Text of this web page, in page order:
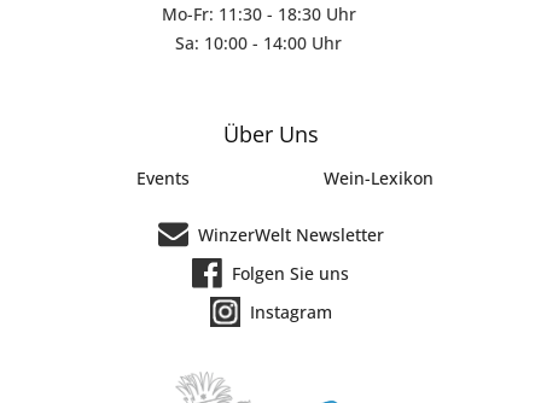
Mo-Fr: 11:30 - 18:30 Uhr
Sa: 10:00 - 14:00 Uhr
Über Uns
Events Wein-Lexikon
WinzerWelt Newsletter
Folgen Sie uns
Instagram